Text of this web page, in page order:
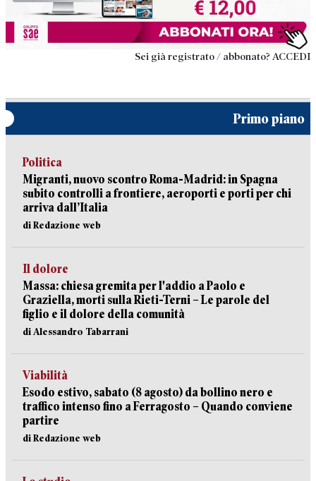
Sei già registrato / abbonato? ACCEDI
Primo piano
Politica
Migranti, nuovo scontro Roma-Madrid: in Spagna
subito controlli a frontiere, aeroporti e porti per chi
arriva dall’Italia
di Redazione web
Il dolore
Massa: chiesa gremita per l'addio a Paolo e
Graziella, morti sulla Rieti-Terni – Le parole del
figlio e il dolore della comunità
di Alessandro Tabarrani
Viabilità
Esodo estivo, sabato (8 agosto) da bollino nero e
traffico intenso fino a Ferragosto – Quando conviene
partire
di Redazione web